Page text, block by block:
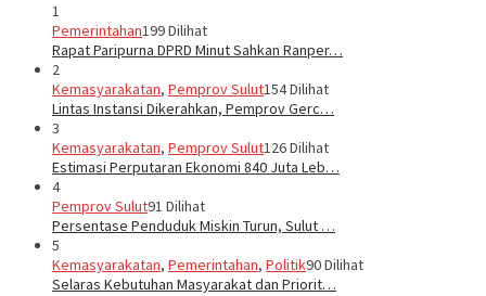
1
Pemerintahan199 Dilihat
Rapat Paripurna DPRD Minut Sahkan Ranper…
2
Kemasyarakatan, Pemprov Sulut154 Dilihat
Lintas Instansi Dikerahkan, Pemprov Gerc…
3
Kemasyarakatan, Pemprov Sulut126 Dilihat
Estimasi Perputaran Ekonomi 840 Juta Leb…
4
Pemprov Sulut91 Dilihat
Persentase Penduduk Miskin Turun, Sulut …
5
Kemasyarakatan, Pemerintahan, Politik90 Dilihat
Selaras Kebutuhan Masyarakat dan Priorit…